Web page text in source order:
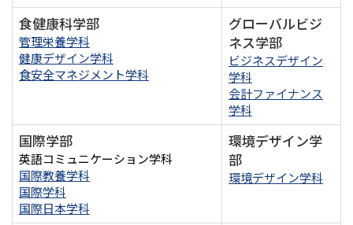
食健康科学部
管理栄養学科
健康デザイン学科
食安全マネジメント学科
グローバルビジ
ネス学部
ビジネスデザイン
学科
会計ファイナンス
学科
国際学部
英語コミュニケーション学科
国際教養学科
国際学科
国際日本学科
環境デザイン学
部
環境デザイン学科